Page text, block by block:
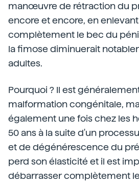
manœuvre de rétraction du
encore et encore, en
complètement le bec du
la fimose diminuerait
adultes.
Pourquoi ? Il est
malformation congénitale,
également une fois chez les
50 ans à la suite d'un
et de dégénérescence du
perd son élasticité et il est
débarrasser complètement